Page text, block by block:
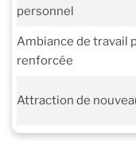
personnel
Ambiance de travail
renforcée
Attraction de